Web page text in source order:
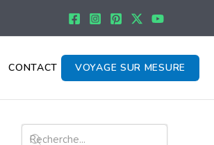
CONTACT VOYAGE SUR MESURE